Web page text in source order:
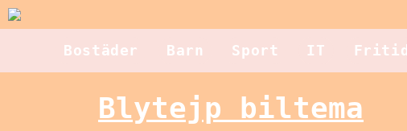
Bostäder Barn Sport IT Fritid
Blytejp biltema